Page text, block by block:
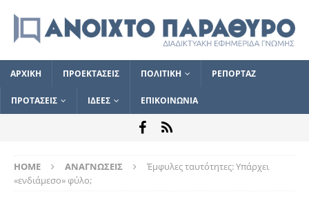
ΑΡΧΙΚΗ ΠΡΟΕΚΤΑΣΕΙΣ ΠΟΛΙΤΙΚΗ ΡΕΠΟΡΤΑΖ
ΠΡΟΤΑΣΕΙΣ ΙΔΕΕΣ ΕΠΙΚΟΙΝΩΝΙΑ
HOME ΑΝΑΓΝΩΣΕΙΣ
Έμφυλες ταυτότητες: Υπάρχει
«ενδιάμεσο» φύλο;